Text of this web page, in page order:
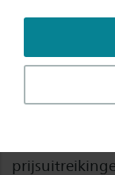
iets wat heel
van het